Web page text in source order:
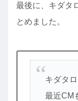
最後に、キダタ
とめました。
キダタ
最近CM